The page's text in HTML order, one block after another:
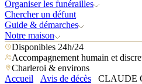
Organiser les funérailles
Chercher un défunt
Guide & démarches
Notre maison
Disponibles 24h/24
Accompagnement humain et
Charleroi & environs
Accueil
Avis de décès CLAUDE